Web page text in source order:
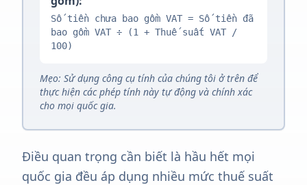
Số tiền chưa bao gồm VAT = Số tiền đã
bao gồm VAT ÷ (1 + Thuế suất VAT /
100)
Mẹo: Sử dụng công cụ tính của chúng tôi ở trên để
thực hiện các phép tính này tự động và chính xác
cho mọi quốc gia.
Điều quan trọng cần biết là hầu hết mọi
quốc gia đều áp dụng nhiều mức thuế suất